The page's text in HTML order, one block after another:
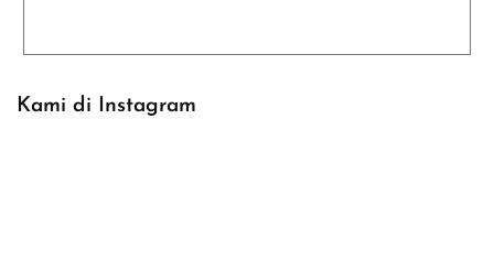
Kami di Instagram